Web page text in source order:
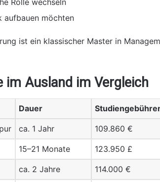
aufbauen möchten
ist ein klassischer Master in
im Ausland im Vergleich
Dauer
ca. 1 Jahr 109.860 €
15–21 Monate 123.950 £
ca. 2 Jahre 114.000 €